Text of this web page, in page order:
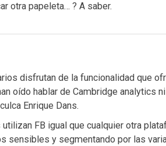
otra papeleta… ? A saber.
disfrutan de la funcionalidad que
oído hablar de Cambridge analytics
Enrique Dans.
FB igual que cualquier otra
sensibles y segmentando por las